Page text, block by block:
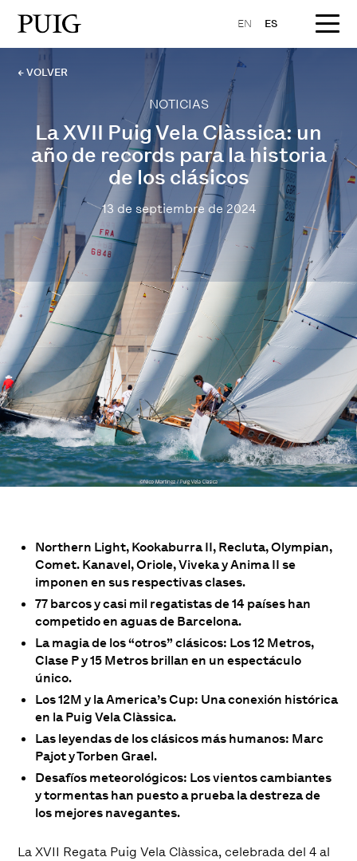
EN ES
← VOLVER
NOTICIAS
La XVII Puig Vela Clàssica: un
año de records para la historia
de los clásicos
13 de septiembre de 2024
Northern Light, Kookaburra II, Recluta, Olympian,
Comet. Kanavel, Oriole, Viveka y Anima II se
imponen en sus respectivas clases.
77 barcos y casi mil regatistas de 14 países han
competido en aguas de Barcelona.
La magia de los “otros” clásicos: Los 12 Metros,
Clase P y 15 Metros brillan en un espectáculo
único.
Los 12M y la America’s Cup: Una conexión histórica
en la Puig Vela Clàssica.
Las leyendas de los clásicos más humanos: Marc
Pajot y Torben Grael.
Desafíos meteorológicos: Los vientos cambiantes
y tormentas han puesto a prueba la destreza de
los mejores navegantes.
La XVII Regata Puig Vela Clàssica, celebrada del 4 al